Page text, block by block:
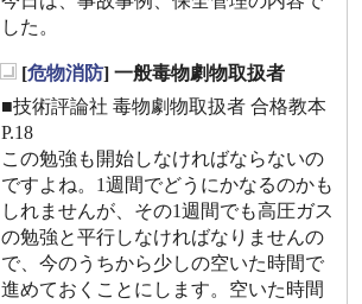
した。
[危物消防] 一般毒物劇物取扱者
■技術評論社 毒物劇物取扱者 合格教本
P.18
この勉強も開始しなければならないの
ですよね。1週間でどうにかなるのかも
しれませんが、その1週間でも高圧ガス
の勉強と平行しなければなりませんの
で、今のうちから少しの空いた時間で
進めておくことにします。空いた時間